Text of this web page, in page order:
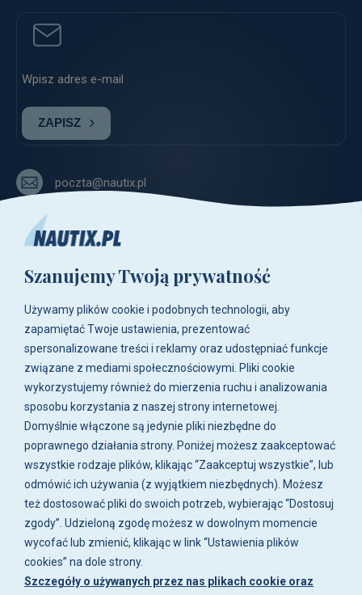
ZAPISZ
poczta@nautix.pl
+48 783-788-216
ul. Zwoleńska 23,
04-761 Warszawa
Biuro i sklep są czynne:
pn-pt w godz. 8:00 - 16:00.
O firmie
Zakupy
Moje konto
Artykuły i galeria
Szanujemy Twoją prywatność
Używamy plików cookie i podobnych technologii, aby
zapamiętać Twoje ustawienia, prezentować
spersonalizowane treści i reklamy oraz udostępniać funkcje
związane z mediami społecznościowymi. Pliki cookie
wykorzystujemy również do mierzenia ruchu i analizowania
sposobu korzystania z naszej strony internetowej.
Domyślnie włączone są jedynie pliki niezbędne do
poprawnego działania strony. Poniżej możesz zaakceptować
wszystkie rodzaje plików, klikając “Zaakceptuj wszystkie”, lub
odmówić ich używania (z wyjątkiem niezbędnych). Możesz
też dostosować pliki do swoich potrzeb, wybierając “Dostosuj
zgody”. Udzieloną zgodę możesz w dowolnym momencie
wycofać lub zmienić, klikając w link “Ustawienia plików
cookies” na dole strony.
Szczegóły o używanych przez nas plikach cookie oraz